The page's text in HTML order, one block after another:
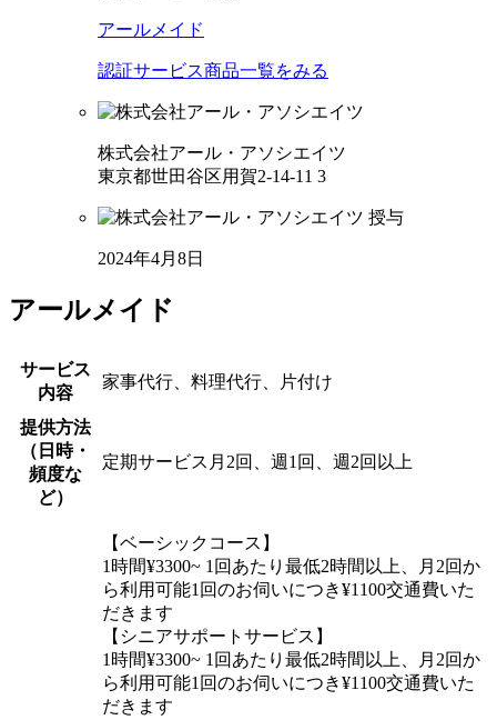
アールメイド
認証サービス商品一覧をみる
株式会社アール・アソシエイツ
東京都世田谷区用賀2-14-11 3
2024年4月8日
アールメイド
サービス
内容
家事代行、料理代行、片付け
提供方法
（日時・
頻度な
ど）
定期サービス月2回、週1回、週2回以上
【ベーシックコース】
1時間¥3300~ 1回あたり最低2時間以上、月2回か
ら利用可能1回のお伺いにつき¥1100交通費いた
だきます
【シニアサポートサービス】
1時間¥3300~ 1回あたり最低2時間以上、月2回か
ら利用可能1回のお伺いにつき¥1100交通費いた
だきます